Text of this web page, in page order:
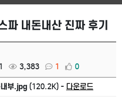
파 내돈내산 진짜 후기
3,383 1 0
내부.jpg (120.2K) - 다운로드